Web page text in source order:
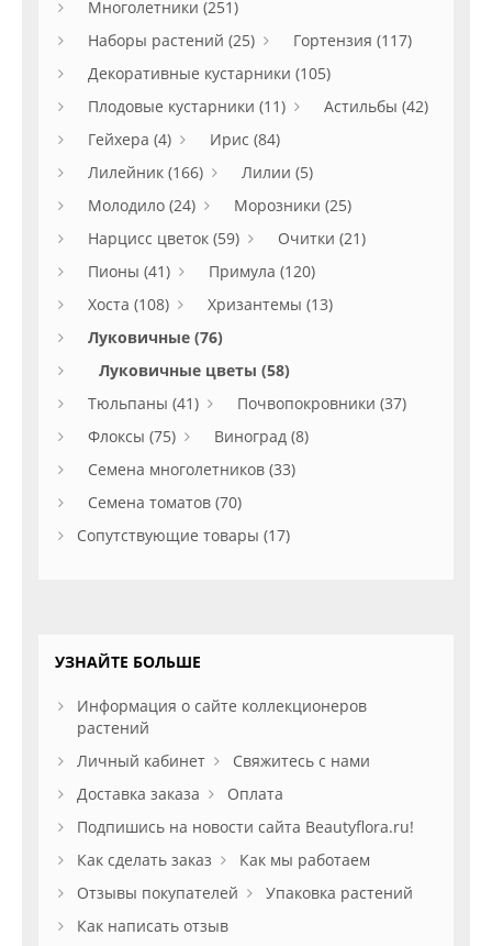
Многолетники (251)
Наборы растений (25)
Гортензия (117)
Декоративные кустарники (105)
Плодовые кустарники (11)
Астильбы (42)
Гейхера (4)
Ирис (84)
Лилейник (166)
Лилии (5)
Молодило (24)
Морозники (25)
Нарцисс цветок (59)
Очитки (21)
Пионы (41)
Примула (120)
Хоста (108)
Хризантемы (13)
Луковичные (76)
Луковичные цветы (58)
Тюльпаны (41)
Почвопокровники (37)
Флоксы (75)
Виноград (8)
Семена многолетников (33)
Семена томатов (70)
Сопутствующие товары (17)
УЗНАЙТЕ БОЛЬШЕ
Информация о сайте коллекционеров
растений
Личный кабинет
Свяжитесь с нами
Доставка заказа
Оплата
Подпишись на новости сайта Beautyflora.ru!
Как сделать заказ
Как мы работаем
Отзывы покупателей
Упаковка растений
Как написать отзыв